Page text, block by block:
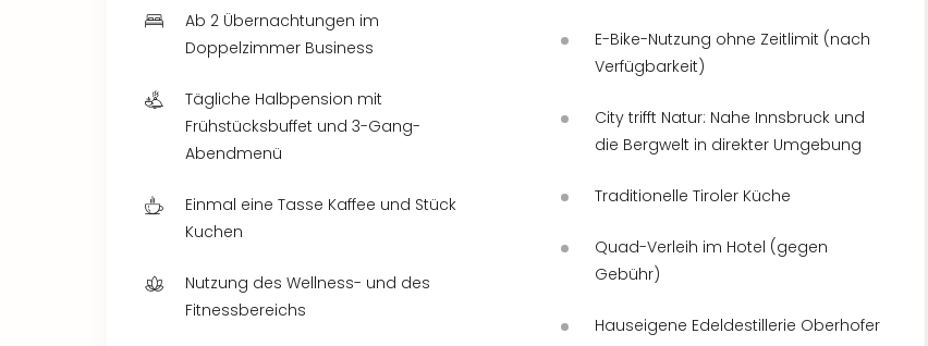
Ab 2 Übernachtungen im
Doppelzimmer Business
Tägliche Halbpension mit
Frühstücksbuffet und 3-Gang-
Abendmenü
Einmal eine Tasse Kaffee und Stück
Kuchen
Nutzung des Wellness- und des
Fitnessbereichs
E-Bike-Nutzung ohne Zeitlimit (nach
Verfügbarkeit)
City trifft Natur: Nahe Innsbruck und
die Bergwelt in direkter Umgebung
Traditionelle Tiroler Küche
Quad-Verleih im Hotel (gegen
Gebühr)
Hauseigene Edeldestillerie Oberhofer